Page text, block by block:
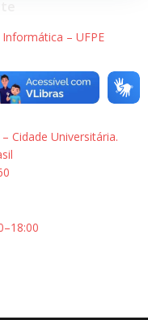
– UFPE
Cidade Universitária.